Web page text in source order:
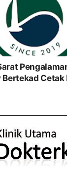
Cetak